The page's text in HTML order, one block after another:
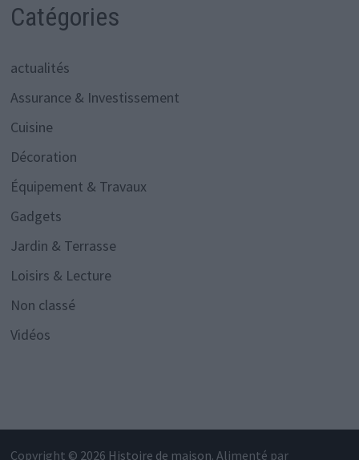
Catégories
actualités
Assurance & Investissement
Cuisine
Décoration
Équipement & Travaux
Gadgets
Jardin & Terrasse
Loisirs & Lecture
Non classé
Vidéos
Copyright © 2026 Histoire de maison. Alimenté par